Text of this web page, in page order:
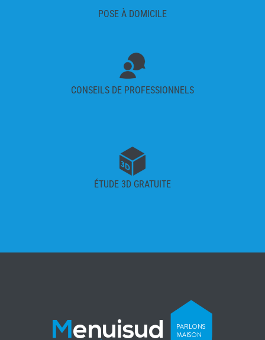
POSE À DOMICILE
CONSEILS DE PROFESSIONNELS
ÉTUDE 3D GRATUITE